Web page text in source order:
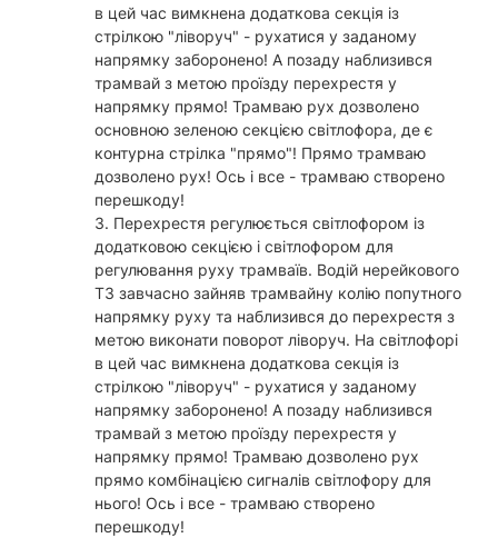
в цей час вимкнена додаткова секція із
стрілкою "ліворуч" - рухатися у заданому
напрямку заборонено! А позаду наблизився
трамвай з метою проїзду перехрестя у
напрямку прямо! Трамваю рух дозволено
основною зеленою секцією світлофора, де є
контурна стрілка "прямо"! Прямо трамваю
дозволено рух! Ось і все - трамваю створено
перешкоду!
3. Перехрестя регулюється світлофором із
додатковою секцією і світлофором для
регулювання руху трамваїв. Водій нерейкового
ТЗ завчасно зайняв трамвайну колію попутного
напрямку руху та наблизився до перехрестя з
метою виконати поворот ліворуч. На світлофорі
в цей час вимкнена додаткова секція із
стрілкою "ліворуч" - рухатися у заданому
напрямку заборонено! А позаду наблизився
трамвай з метою проїзду перехрестя у
напрямку прямо! Трамваю дозволено рух
прямо комбінацією сигналів світлофору для
нього! Ось і все - трамваю створено
перешкоду!